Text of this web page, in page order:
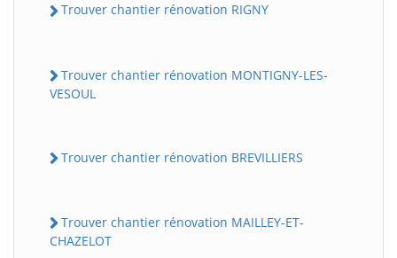
Trouver chantier rénovation RIGNY
Trouver chantier rénovation MONTIGNY-LES-
VESOUL
Trouver chantier rénovation BREVILLIERS
Trouver chantier rénovation MAILLEY-ET-
CHAZELOT